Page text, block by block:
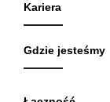
Kariera
Gdzie jesteśmy